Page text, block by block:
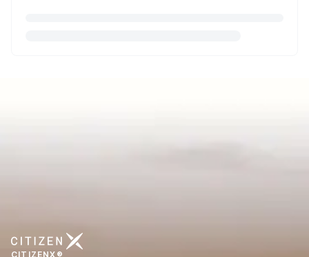
CITIZENX®